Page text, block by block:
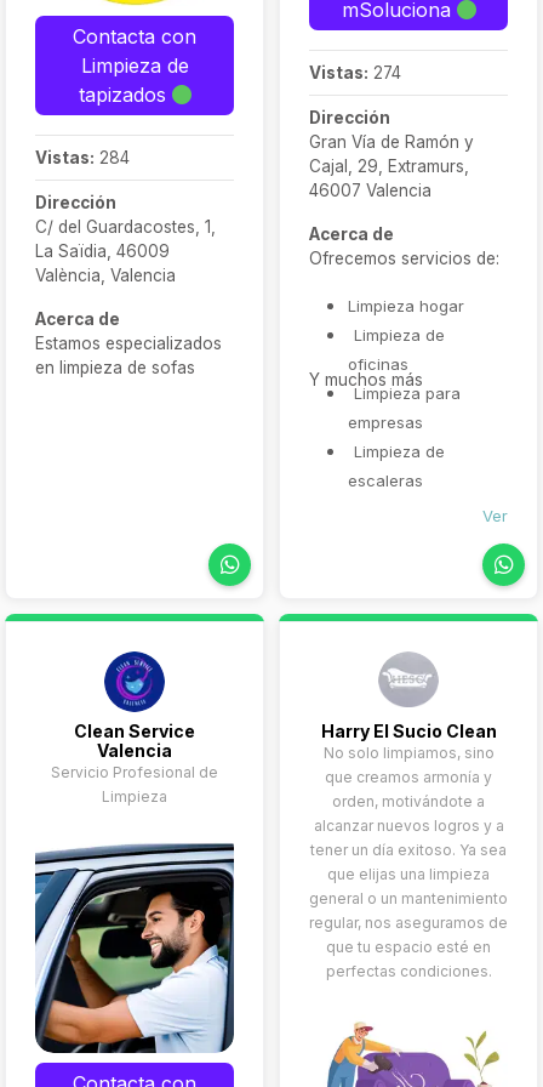
Contacta con
Limpieza de
tapizados
Vistas: 284
Dirección
C/ del Guardacostes, 1,
La Saïdia, 46009
València, Valencia
Acerca de
Estamos especializados
en limpieza de sofas
mSoluciona
Vistas: 274
Dirección
Gran Vía de Ramón y
Cajal, 29, Extramurs,
46007 Valencia
Acerca de
Ofrecemos servicios de:
Limpieza hogar
Limpieza de
oficinas
Limpieza para
empresas
Limpieza de
escaleras
Y muchos más
Ver
Clean Service
Valencia
Servicio Profesional de
Limpieza
Harry El Sucio Clean
No solo limpiamos, sino
que creamos armonía y
orden, motivándote a
alcanzar nuevos logros y a
tener un día exitoso. Ya sea
que elijas una limpieza
general o un mantenimiento
regular, nos aseguramos de
que tu espacio esté en
perfectas condiciones.